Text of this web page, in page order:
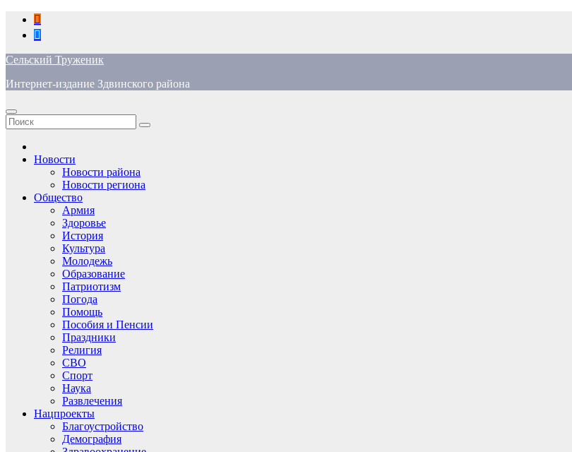
Перейти
содержимому
Сельский Труженик
Интернет-издание Здвинского района
Новости
Новости района
Новости региона
Общество
Армия
Здоровье
История
Культура
Молодежь
Образование
Патриотизм
Погода
Помощь
Пособия и Пенсии
Праздники
Религия
СВО
Спорт
Наука
Развлечения
Нацпроекты
Благоустройство
Демография